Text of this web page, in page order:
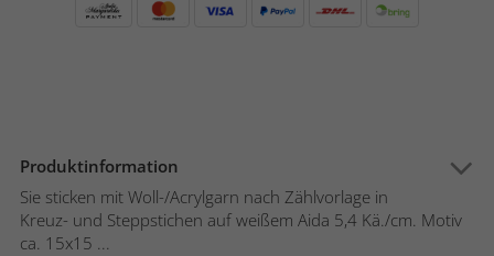
Produktinformation
Sie sticken mit Woll-/Acrylgarn nach Zählvorlage in
Kreuz- und Steppstichen auf weißem Aida 5,4 Kä./cm. Motiv
ca. 15x15 ...